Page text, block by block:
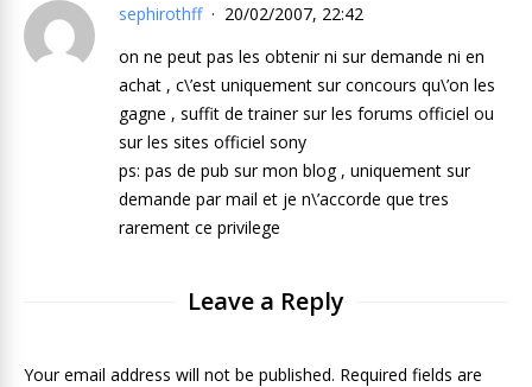
sephirothff
20/02/2007, 22:42
on ne peut pas les obtenir ni sur demande ni en
achat , c\’est uniquement sur concours qu\’on les
gagne , suffit de trainer sur les forums officiel ou
sur les sites officiel sony
ps: pas de pub sur mon blog , uniquement sur
demande par mail et je n\’accorde que tres
rarement ce privilege
Leave a Reply
Your email address will not be published. Required fields are